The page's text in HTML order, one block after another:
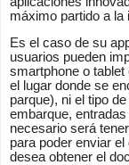
máximo partido a la
Es el caso de su
usuarios pueden
smartphone o
el lugar donde se
parque), ni el tipo
embarque,
necesario será
para poder enviar
desea obtener el